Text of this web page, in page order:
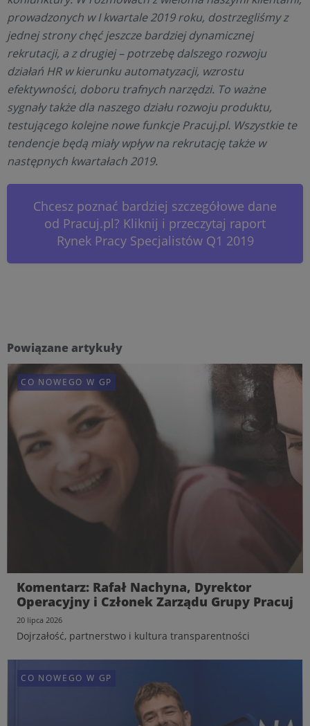
prowadzonych w I kwartale 2019 roku, dostrzegliśmy z
jednej strony chęć jeszcze bardziej dynamicznej
rekrutacji, a z drugiej – potrzebę dalszego rozwoju
działań HR w kierunku automatyzacji, wzrostu
efektywności, doboru trafnych narzędzi. To ważne
sygnały także dla naszego działu rozwoju produktu,
testującego kolejne nowe funkcje Pracuj.pl. Wszystkie te
tendencje będą miały wpływ na rekrutację także w
następnych kwartałach 2019.
Chcesz poznać bardziej szczegółowe dane
od Pracuj.pl? Kliknij i przeczytaj raport
Rynek Pracy Specjalistów Q1 2019
Powiązane artykuły
CO NOWEGO W GP
Komentarz: Rafał Nachyna, Dyrektor
Operacyjny i Członek Zarządu Grupy Pracuj
20 lipca 2026
Dojrzałość, partnerstwo i kultura transparentności
CO NOWEGO W GP
CO NOWEGO W GP